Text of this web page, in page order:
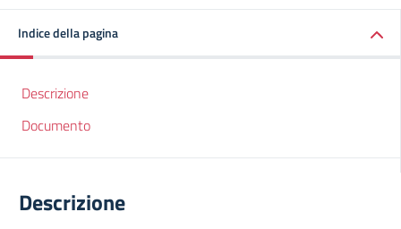
Indice della pagina
Descrizione
Documento
Descrizione